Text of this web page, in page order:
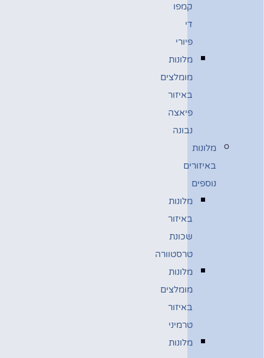
קמפו
די
פיורי
מלונות
מומלצים
באיזור
פיאצה
נבונה
מלונות
באיזורים
נוספים
מלונות
באיזור
שכונת
טרסטוורה
מלונות
מומלצים
באיזור
טרמיני
מלונות